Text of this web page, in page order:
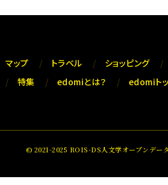
マップ トラベル ショッピング
特集
edomiとは？ edomiト
© 2021-2025 ROIS-DS人文学オープンデ